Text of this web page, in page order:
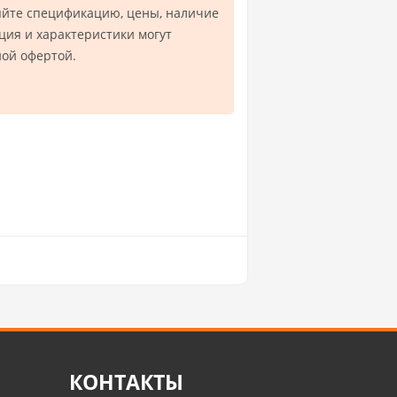
спецификацию, цены, наличие
и характеристики могут
офертой.
КОНТАКТЫ